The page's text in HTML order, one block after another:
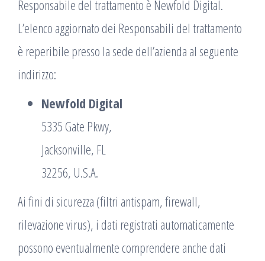
Responsabile del trattamento è Newfold Digital.
L’elenco aggiornato dei Responsabili del trattamento
è reperibile presso la sede dell’azienda al seguente
indirizzo:
Newfold Digital
5335 Gate Pkwy,
Jacksonville, FL
32256, U.S.A.
Ai fini di sicurezza (filtri antispam, firewall,
rilevazione virus), i dati registrati automaticamente
possono eventualmente comprendere anche dati